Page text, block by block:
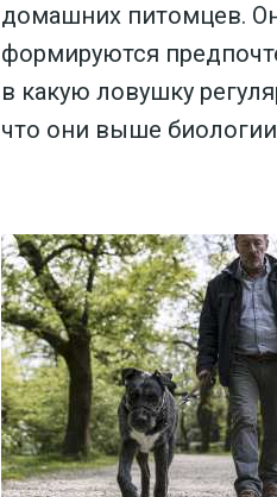
домашних питомцев.
формируются
в какую ловушку
что они выше